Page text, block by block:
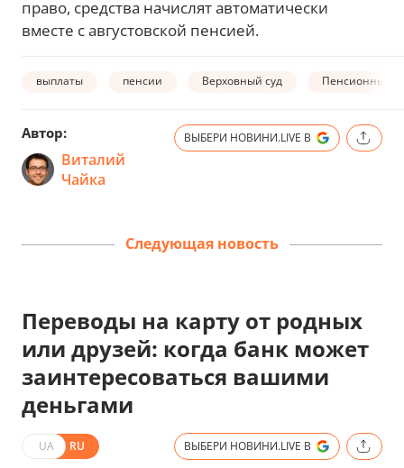
право, средства начислят автоматически
вместе с августовской пенсией.
выплаты пенсии Верховный суд Пенсионный
Автор:
Виталий
Чайка
ВЫБЕРИ НОВИНИ.LIVE В
Следующая новость
Переводы на карту от родных
или друзей: когда банк может
заинтересоваться вашими
деньгами
UA RU ВЫБЕРИ НОВИНИ.LIVE В